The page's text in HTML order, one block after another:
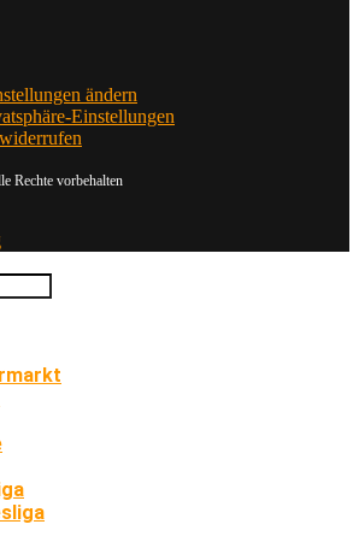
ändern
Einstellungen
Rechte vorbehalten